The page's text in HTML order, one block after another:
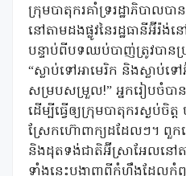
ក្រុមបាតុករគាំទ្ររដ្ឋាភិបាលប
នៅតាមដងផ្លូវនៃរដ្ឋធានីអ៊ីរ៉ង់ន
បន្ទាប់ពីបទឈប់បាញ់ត្រូវបានប្
“ស្លាប់ទៅអាមេរិក និងស្លាប់ទ
សម្របសម្រួល!” អ្នករៀបចំប
ដើម្បីធ្វើឲ្យក្រុមបាតុករស្ងប់ចិត្
ស្រែកហ៊ោពាក្យដដែលៗ។ ពួក
និងដុតទង់ជាតិអ៊ីស្រាអែលនៅត
ទាំងនេះបង្ហាញពីកំហឹងដែលកំពុ